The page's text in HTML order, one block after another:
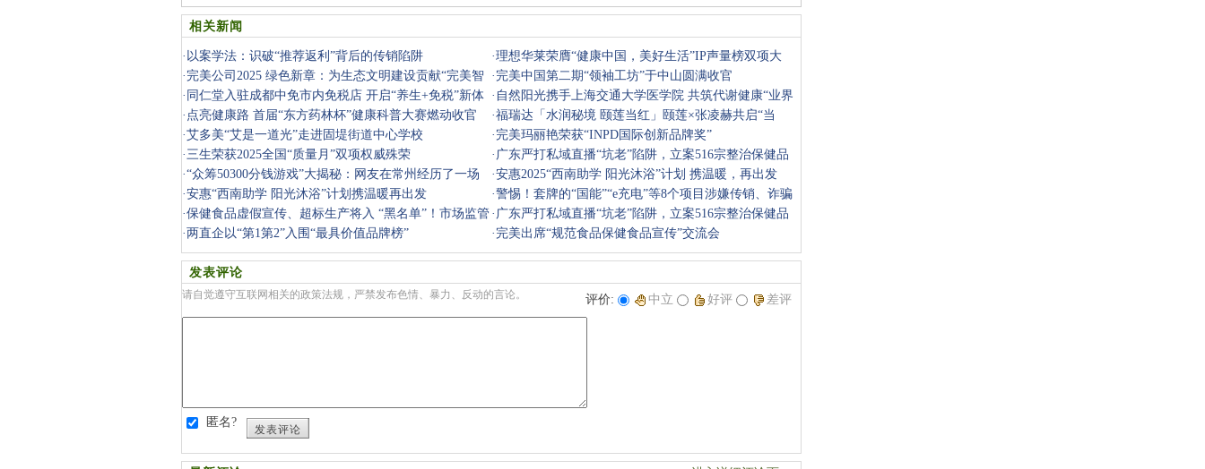
相关新闻
· 以案学法：识破“推荐返利”背后的传销陷阱 ·理想华莱荣膺“健康中国，美好生活”IP声量榜双项大
奖，展现
· 完美公司2025 绿色新章：为生态文明建设贡献“完美智
慧”
· 完美中国第二期“领袖工坊”于中山圆满收官
· 同仁堂入驻成都中免市内免税店 开启“养生+免税”新体
验
· 自然阳光携手上海交通大学医学院 共筑代谢健康“业界
标准”
· 点亮健康路 首届“东方药林杯”健康科普大赛燃动收官 ·福瑞达「水润秘境 颐莲当红」颐莲×张凌赫共启“当
红”时刻
·艾多美“艾是一道光”走进固堤街道中心学校 · 完美玛丽艳荣获“INPD国际创新品牌奖”
·三生荣获2025全国“质量月”双项权威殊荣 · 广东严打私域直播“坑老”陷阱，立案516宗整治保健品
虚假宣传
·“众筹50300分钱游戏”大揭秘：网友在常州经历了一场
五星制传
·安惠2025“西南助学 阳光沐浴”计划 携温暖，再出发
·安惠“西南助学 阳光沐浴”计划携温暖再出发 ·警惕！套牌的“国能”“e充电”等8个项目涉嫌传销、诈骗
·保健食品虚假宣传、超标生产将入 “黑名单”！市场监管
新规征
· 广东严打私域直播“坑老”陷阱，立案516宗整治保健品
虚假宣传
· 两直企以“第1第2”入围“最具价值品牌榜” · 完美出席“规范食品保健食品宣传”交流会
发表评论
请自觉遵守互联网相关的政策法规，严禁发布色情、暴力、反动的言论。 评价: 中立 好评 差评
匿名?
发表评论